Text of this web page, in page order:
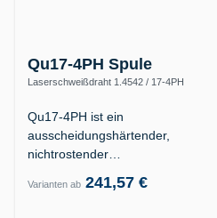
Qu17-4PH Spule
Laserschweißdraht 1.4542 / 17-4PH
Qu17-4PH ist ein
ausscheidungshärtender,
nichtrostender
Legierung…
Varianten ab241,57 €